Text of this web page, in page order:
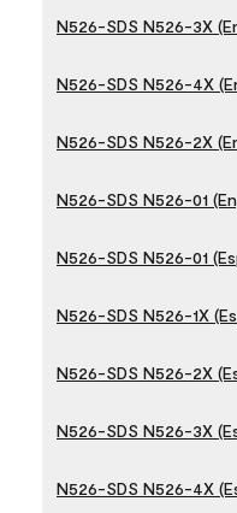
N526-SDS N526-3X
N526-SDS N526-4X
N526-SDS N526-2X
N526-SDS N526-01
N526-SDS N526-01
N526-SDS N526-1X
N526-SDS N526-2X
N526-SDS N526-3X
N526-SDS N526-4X